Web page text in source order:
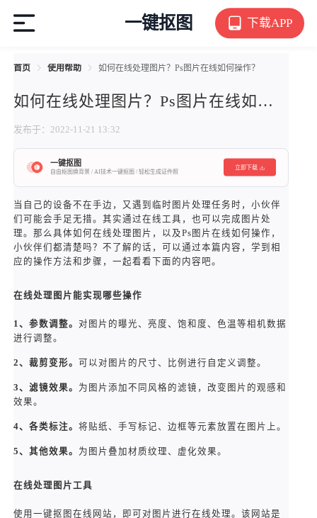
一键抠图 下载APP
首页 使用帮助 如何在线处理图片？Ps图片在线如何操作？
如何在线处理图片？Ps图片在线如何操作？
发布于：2022-11-21 13:32
一键抠图
自由抠图换背景 / AI技术一键抠图 / 轻松生成证件照
立即下载
当自己的设备不在手边，又遇到临时图片处理任务时，小伙伴
们可能会手足无措。其实通过在线工具，也可以完成图片处
理。那么具体如何在线处理图片，以及Ps图片在线如何操作，
小伙伴们都清楚吗？不了解的话，可以通过本篇内容，学到相
应的操作方法和步骤，一起看看下面的内容吧。
在线处理图片能实现哪些操作
1 、参数调整。 对图片的曝光、亮度、饱和度、色温等相机数据
进行调整。
2、裁剪变形。 可以对图片的尺寸、比例进行自定义调整。
3、滤镜效果。 为图片添加不同风格的滤镜，改变图片的观感和
效果。
4、各类标注。 将贴纸、手写标记、边框等元素放置在图片上。
5、其他效果。 为图片叠加材质纹理、虚化效果。
在线处理图片工具
使用一键抠图在线网站，即可对图片进行在线处理。该网站是